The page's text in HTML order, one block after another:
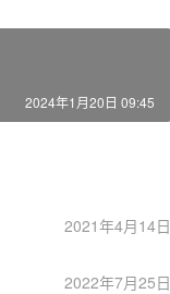
2024年1月20日 09:45
2021年4月14日
2022年7月25日